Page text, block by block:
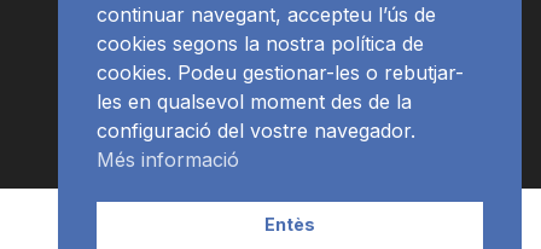
APP Programació
continuar navegant, accepteu l’ús de
cookies segons la nostra política de
cookies. Podeu gestionar-les o rebutjar-
les en qualsevol moment des de la
configuració del vostre navegador.
Més informació
Entès